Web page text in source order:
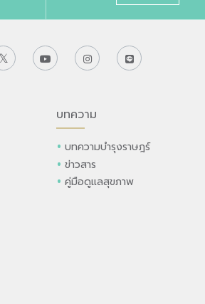
บทความ
บทความบำรุงราษฎร์
ข่าวสาร
คู่มือดูแลสุขภาพ